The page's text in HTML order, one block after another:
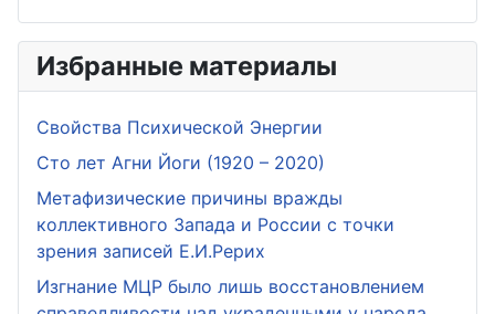
Избранные материалы
Свойства Психической Энергии
Сто лет Агни Йоги (1920 – 2020)
Метафизические причины вражды
коллективного Запада и России с точки
зрения записей Е.И.Рерих
Изгнание МЦР было лишь восстановлением